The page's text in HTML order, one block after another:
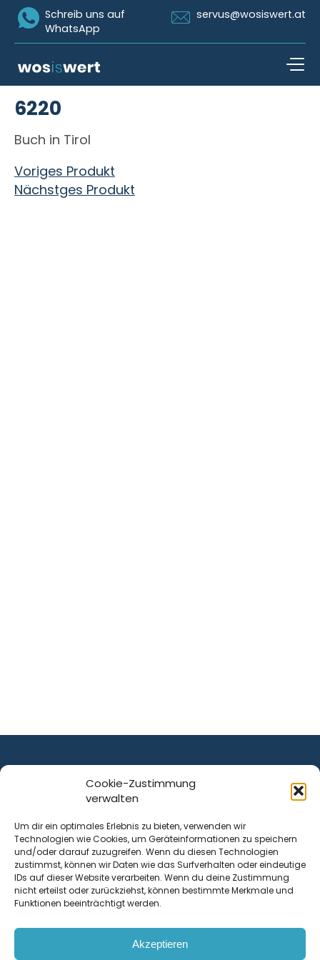
Cookie-Zustimmung
verwalten
Um dir ein optimales Erlebnis zu bieten, verwenden wir
Technologien wie Cookies, um Geräteinformationen zu speichern
und/oder darauf zuzugreifen. Wenn du diesen Technologien
zustimmst, können wir Daten wie das Surfverhalten oder eindeutige
IDs auf dieser Website verarbeiten. Wenn du deine Zustimmung
nicht erteilst oder zurückziehst, können bestimmte Merkmale und
Funktionen beeinträchtigt werden.
Akzeptieren
Icon Whatsapp
Schreib uns auf
WhatsApp
Icon Email
servus@wosiswert.at
6220
Buch in Tirol
Beitragsnavigation
Voriges Produkt
Nächstges Produkt
ist ein Service von
Krenn Real GmbH
Tischlerstraße 12
4050Traun| Österreich
Kontakt